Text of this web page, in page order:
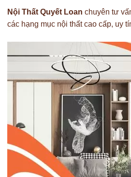
Nội Thất Quyết Loan chuyên tư
các hạng mục nội thất cao cấp, uy